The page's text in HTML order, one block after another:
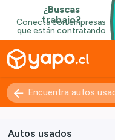
Autos usados